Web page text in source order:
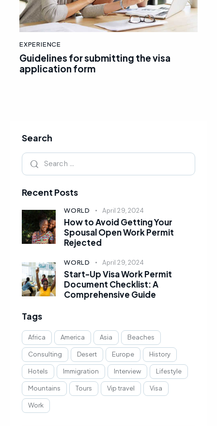
EXPERIENCE
Guidelines for submitting the visa
application form
Search
Recent Posts
WORLD April 29, 2024
How to Avoid Getting Your
Spousal Open Work Permit
Rejected
WORLD April 29, 2024
Start-Up Visa Work Permit
Document Checklist: A
Comprehensive Guide
Tags
Africa America Asia Beaches
Consulting Desert Europe History
Hotels Immigration Interview Lifestyle
Mountains Tours Vip travel Visa
Work